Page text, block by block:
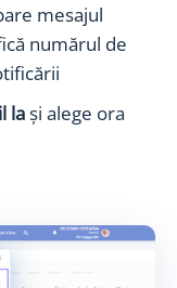
mesajul
numărul de
lași alege ora